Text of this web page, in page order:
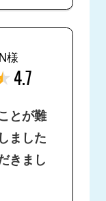
様
4.7
とが難
ました
きまし